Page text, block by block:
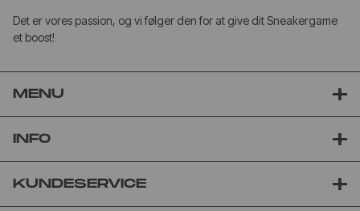
Det er vores passion, og vi følger den for at give dit Sneakergame
et boost!
MENU
INFO
KUNDESERVICE